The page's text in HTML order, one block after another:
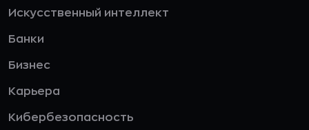
Искусственный интеллект
Банки
Бизнес
Карьера
Кибербезопасность